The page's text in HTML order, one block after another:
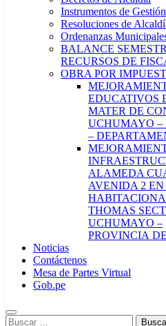
Instrumentos de Gestión
Resoluciones de
Ordenanzas
BALANCE
RECURSOS DE
OBRA POR
EDUCATIVOS
MATER DE
UCHUMAYO –
–
ALAMEDA
AVENIDA 2
THOMAS
UCHUMAYO –
PROVINCIA
Noticias
Contáctenos
Mesa de Partes Virtual
Gob.pe
Buscar: